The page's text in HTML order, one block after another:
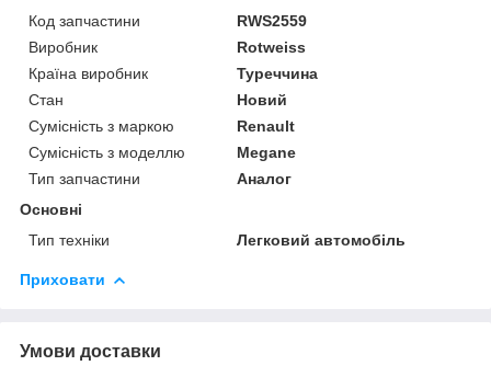
Код запчастини
RWS2559
Виробник
Rotweiss
Країна виробник
Туреччина
Стан
Новий
Сумісність з маркою
Renault
Сумісність з моделлю
Megane
Тип запчастини
Аналог
Основні
Тип техніки
Легковий автомобіль
Приховати
Умови доставки